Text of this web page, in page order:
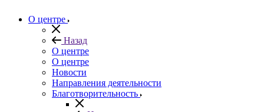
О центре
Назад
О центре
О центре
Новости
Направления деятельности
Благотворительность